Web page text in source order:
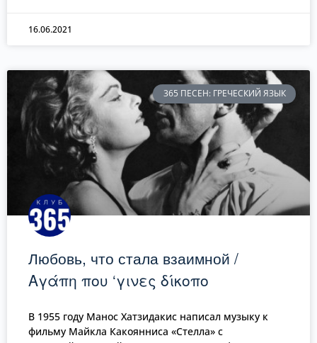
16.06.2021
365 ПЕСЕН: ГРЕЧЕСКИЙ ЯЗЫК
Любовь, что стала взаимной /
Αγάπη που ‘γινες δίκοπο
В 1955 году Манос Хатзидакис написал музыку к
фильму Майкла Какоянниса «Стелла» c